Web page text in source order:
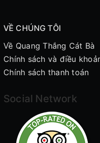
VỀ CHÚNG TÔI
Về Quang Thắng Cát Bà
Chính sách và điều
Chính sách thanh toán
Social Network